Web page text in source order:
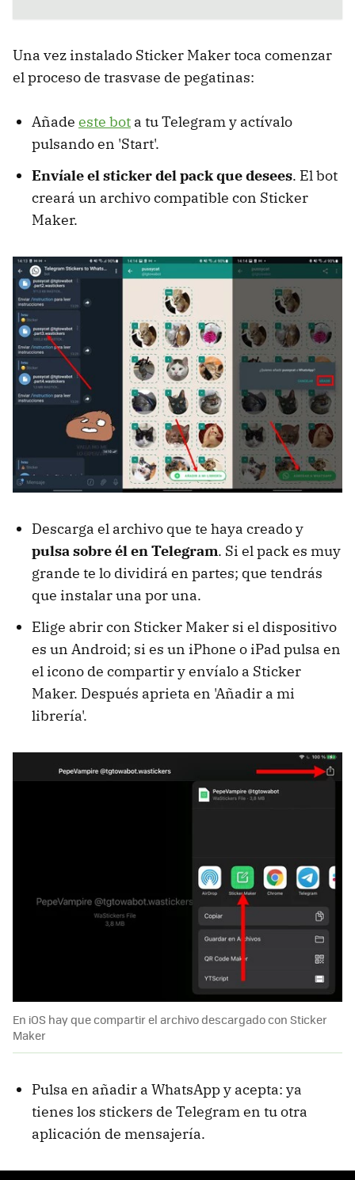
Una vez instalado Sticker Maker toca comenzar
el proceso de trasvase de pegatinas:
Añade este bot a tu Telegram y actívalo
pulsando en 'Start'.
Envíale el sticker del pack que desees. El bot
creará un archivo compatible con Sticker
Maker.
Descarga el archivo que te haya creado y
pulsa sobre él en Telegram. Si el pack es muy
grande te lo dividirá en partes; que tendrás
que instalar una por una.
Elige abrir con Sticker Maker si el dispositivo
es un Android; si es un iPhone o iPad pulsa en
el icono de compartir y envíalo a Sticker
Maker. Después aprieta en 'Añadir a mi
librería'.
En iOS hay que compartir el archivo descargado con Sticker
Maker
Pulsa en añadir a WhatsApp y acepta: ya
tienes los stickers de Telegram en tu otra
aplicación de mensajería.